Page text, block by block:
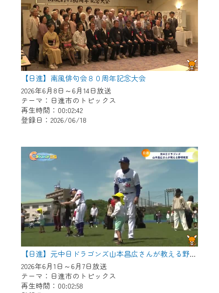
【日進】南風俳句会８０周年記念大会
2026年6月8日～6月14日放送
テーマ：日進市のトピックス
再生時間：00:02:42
登録日：2026/06/18
【日進】元中日ドラゴンズ山本昌広さんが教える野球教室
2026年6月1日～6月7日放送
テーマ：日進市のトピックス
再生時間：00:02:58